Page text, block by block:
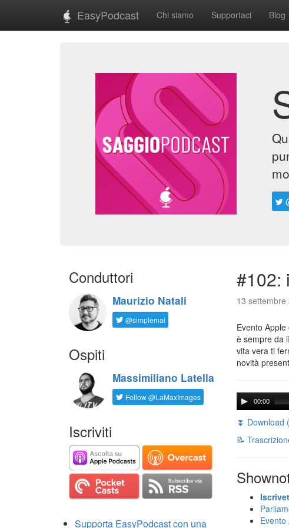
EasyPodcast Chi siamo Supportaci Blog
Conduttori
Maurizio Natali
@simplemal
Ospiti
Massimiliano Latella
Follow @LaMaxImages
Iscriviti
Supporta EasyPodcast con una
#102:
13
Evento
è sempre da
vita vera ti
novità
00:00
⏬ Download
📝